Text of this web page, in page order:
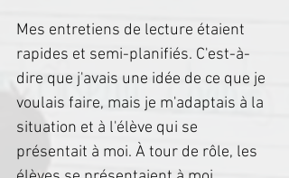
Mes entretiens de lecture étaient
rapides et semi-planifiés. C'est-à-
dire que j'avais une idée de ce que je
voulais faire, mais je m'adaptais à la
situation et à l'élève qui se
présentait à moi. À tour de rôle, les